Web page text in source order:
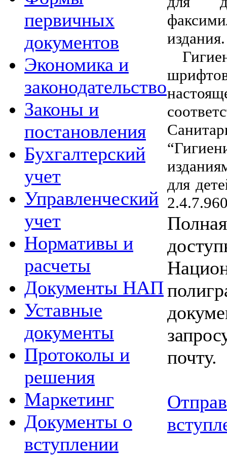
первичных
документов
Экономика и
законодательство
Законы и
постановления
Бухгалтерский
учет
Управленческий
учет
Нормативы и
расчеты
Документы НАП
Уставные
документы
Протоколы и
решения
Маркетинг
Документы о
вступлении
издания.
для
почту.